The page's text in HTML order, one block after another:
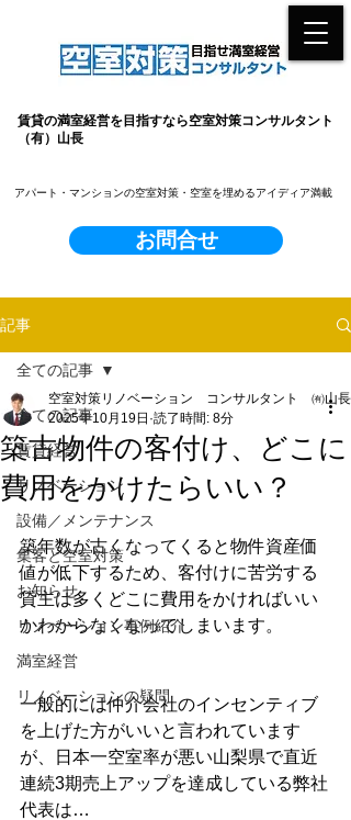
賃貸の満室経営を目指すなら空室対策コンサルタント
（有）山長
お問合せ
​アパート・マンションの空室対策・空室を埋めるアイディア満載
記事
全ての記事
賃貸経営
リノベーション
設備／メンテナンス
集客と空室対策
お知らせ
リノベーション事例紹介
満室経営
リノベーションの疑問
全ての記事
築古物件の客付け、どこに
費用をかけたらいい？
空室対策リノベーション コンサルタント ㈲山長
2025年10月19日 読了時間: 8分
築年数が古くなってくると物件資産価
値が低下するため、客付けに苦労する
貸主は多くどこに費用をかければいい
かわからなくなってしまいます。
一般的には仲介会社のインセンティブ
を上げた方がいいと言われています
が、日本一空室率が悪い山梨県で直近
連続3期売上アップを達成している弊社
代表は…